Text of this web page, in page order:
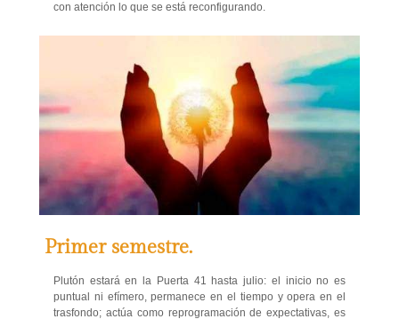
con atención lo que se está reconfigurando.
Primer semestre.
Plutón estará en la Puerta 41 hasta julio: el inicio no es
puntual ni efímero, permanece en el tiempo y opera en el
trasfondo; actúa como reprogramación de expectativas, es